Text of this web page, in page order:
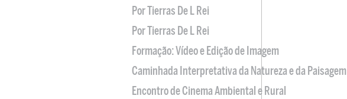
Por Tierras De L Rei
Por Tierras De L Rei
Formação: Vídeo e Edição de Imagem
Caminhada Interpretativa da Natureza e da Paisagem
Encontro de Cinema Ambiental e Rural